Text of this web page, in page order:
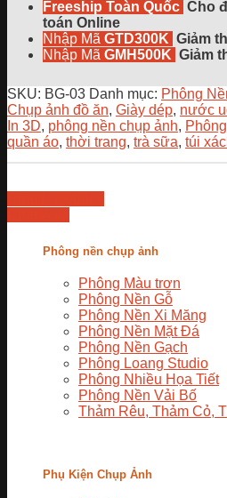
Freeship Toàn Quốc Cho
toán Online
Nhập Mã GTD300K Giảm
Nhập Mã GMH500K Giảm
SKU: BG-03 Danh mục: Phông
Chụp ảnh đồ ăn, Giày dép, nước
In 3D, phông nền chụp ảnh,
quần áo, thời trang, trà sữa, túi
Phông nền chụp ảnh
Phông Màu trơn
Phông Nền Gỗ
Phông Nền Xi Măng
Phông Nền Mặt Đá
Phông Nền Gạch
Phông Loang Studio
Phông Nhiều Họa Tiết
Phông Nền Vải Bố
Thảm Rêu, Thảm Cỏ,
Phụ Kiện Chụp Ảnh